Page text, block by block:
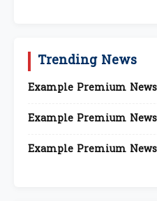
Trending News
Example Premium
Example Premium
Example Premium